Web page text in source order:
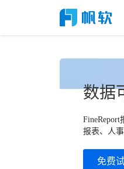
数据
报表、人
免费